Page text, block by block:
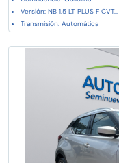
Versión: NB 1.5 LT PLUS F CVT...
Transmisión: Automática